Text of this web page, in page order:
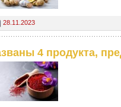
28.11.2023
4 продукта,